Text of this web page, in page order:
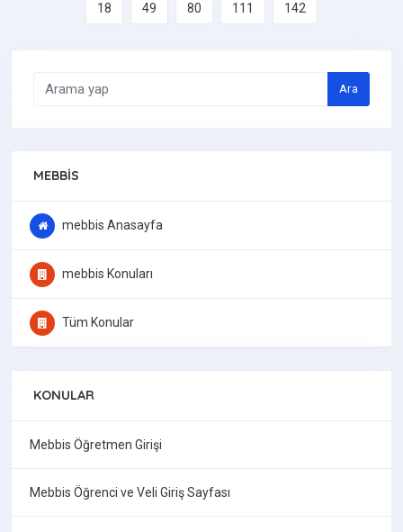
18 49 80 111 142
Ara
MEBBIS
mebbis Anasayfa
mebbis Konuları
Tüm Konular
KONULAR
Mebbis Öğretmen Girişi
Mebbis Öğrenci ve Veli Giriş Sayfası